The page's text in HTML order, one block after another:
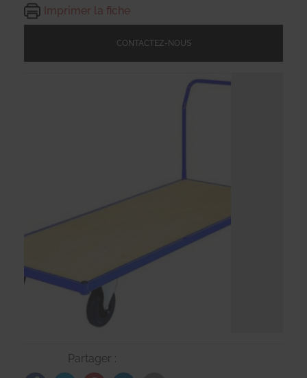
Imprimer la fiche
CONTACTEZ-NOUS
Partager :